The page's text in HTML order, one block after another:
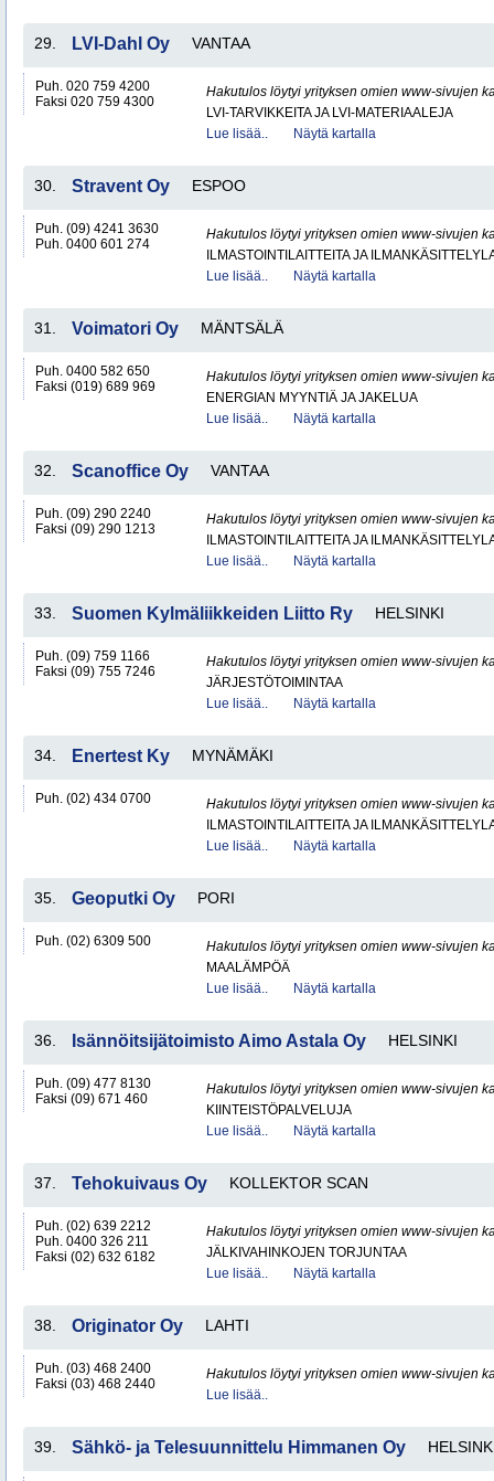
29. LVI-Dahl Oy VANTAA
Puh. 020 759 4200
Faksi 020 759 4300
Hakutulos löytyi yrityksen omien www-sivujen
LVI-TARVIKKEITA JA LVI-MATERIAALEJA
Lue lisää..
Näytä kartalla
30. Stravent Oy ESPOO
Puh. (09) 4241 3630
Puh. 0400 601 274
Hakutulos löytyi yrityksen omien www-sivujen
ILMASTOINTILAITTEITA JA
Lue lisää..
Näytä kartalla
31. Voimatori Oy MÄNTSÄLÄ
Puh. 0400 582 650
Faksi (019) 689 969
Hakutulos löytyi yrityksen omien www-sivujen
ENERGIAN MYYNTIÄ JA JAKELUA
Lue lisää..
Näytä kartalla
32. Scanoffice Oy VANTAA
Puh. (09) 290 2240
Faksi (09) 290 1213
Hakutulos löytyi yrityksen omien www-sivujen
ILMASTOINTILAITTEITA JA
Lue lisää..
Näytä kartalla
33. Suomen Kylmäliikkeiden Liitto Ry HELSINKI
Puh. (09) 759 1166
Faksi (09) 755 7246
Hakutulos löytyi yrityksen omien www-sivujen
JÄRJESTÖTOIMINTAA
Lue lisää..
Näytä kartalla
34. Enertest Ky MYNÄMÄKI
Puh. (02) 434 0700
Hakutulos löytyi yrityksen omien www-sivujen
ILMASTOINTILAITTEITA JA
Lue lisää..
Näytä kartalla
35. Geoputki Oy PORI
Puh. (02) 6309 500
Hakutulos löytyi yrityksen omien www-sivujen
MAALÄMPÖÄ
Lue lisää..
Näytä kartalla
36. Isännöitsijätoimisto Aimo Astala Oy HELSINKI
Puh. (09) 477 8130
Faksi (09) 671 460
Hakutulos löytyi yrityksen omien www-sivujen
KIINTEISTÖPALVELUJA
Lue lisää..
Näytä kartalla
37. Tehokuivaus Oy KOLLEKTOR SCAN
Puh. (02) 639 2212
Puh. 0400 326 211
Faksi (02) 632 6182
Hakutulos löytyi yrityksen omien www-sivujen
JÄLKIVAHINKOJEN TORJUNTAA
Lue lisää..
Näytä kartalla
38. Originator Oy LAHTI
Puh. (03) 468 2400
Faksi (03) 468 2440
Hakutulos löytyi yrityksen omien www-sivujen
Lue lisää..
39. Sähkö- ja Telesuunnittelu Himmanen Oy